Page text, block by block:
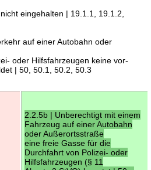
eingehalten | 19.1.1, 19.1.2,
auf einer Autobahn oder
oder Hilfsfahrzeugen keine vor-
| 50, 50.1, 50.2, 50.3
2.2.5b | Unberechtigt mit einem
Fahrzeug auf einer Autobahn
oder Außerortsstraße
eine freie Gasse für die
Durchfahrt von Polizei- oder
Hilfsfahrzeugen (§ 11